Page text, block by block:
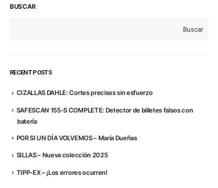
BUSCAR
Buscar
RECENT POSTS
CIZALLAS DAHLE: Cortes precisos sin esfuerzo
SAFESCAN 155-S COMPLETE: Detector de billetes falsos con
batería
POR SI UN DÍA VOLVEMOS – María Dueñas
SILLAS – Nueva colección 2025
TIPP-EX – ¡Los errores ocurren!